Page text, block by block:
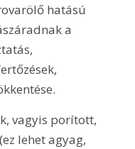
hatású
a
vagyis porított,
lehet agyag,